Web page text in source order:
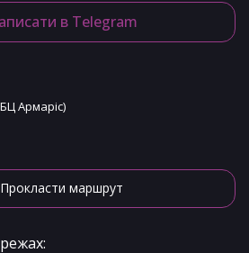
в Telegram
Армаріс)
Прокласти маршрут